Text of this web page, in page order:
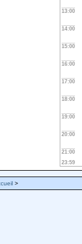
13:00
14:00
15:00
16:00
17:00
18:00
19:00
20:00
21:00
23:59
>